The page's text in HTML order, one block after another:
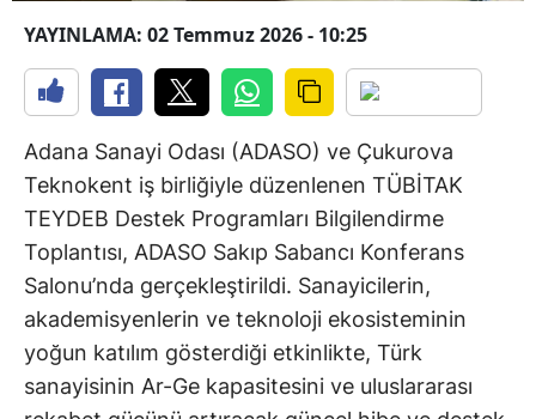
YAYINLAMA: 02 Temmuz 2026 - 10:25
Adana Sanayi Odası (ADASO) ve Çukurova
Teknokent iş birliğiyle düzenlenen TÜBİTAK
TEYDEB Destek Programları Bilgilendirme
Toplantısı, ADASO Sakıp Sabancı Konferans
Salonu’nda gerçekleştirildi. Sanayicilerin,
akademisyenlerin ve teknoloji ekosisteminin
yoğun katılım gösterdiği etkinlikte, Türk
sanayisinin Ar-Ge kapasitesini ve uluslararası